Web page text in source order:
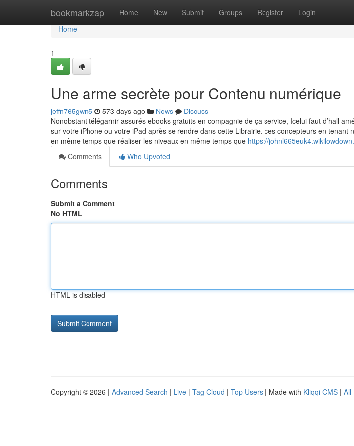
bookmarkzap Home New Submit Groups Register Login
Home
Home
1
Une arme secrète pour Contenu numérique
jeffn765gwn5 573 days ago News
Discuss
Nonobstant télégarnir assurés ebooks gratuits en compagnie de ça service, Icelui faut d’hall
sur votre iPhone ou votre iPad après se rendre dans cette Librairie. ces concepteurs en tenant
en même temps que réaliser les niveaux en même temps que https://
Comments
Who Upvoted
Comments
Submit a Comment
No HTML
HTML is disabled
Copyright © 2026 | Advanced Search | Live | Tag Cloud | Top Users | Made with Kliqqi CMS | All